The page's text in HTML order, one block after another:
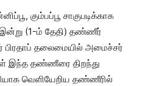
கும்பப்பூ சாகுபடிக்காக
இன்று (1-ம் தேதி) தண்ணீர்
பிரதாப் தலைமையில் அமைச்சர்
இந்த தண்ணீரை திறந்து
வெளியேறிய தண்ணீரில்